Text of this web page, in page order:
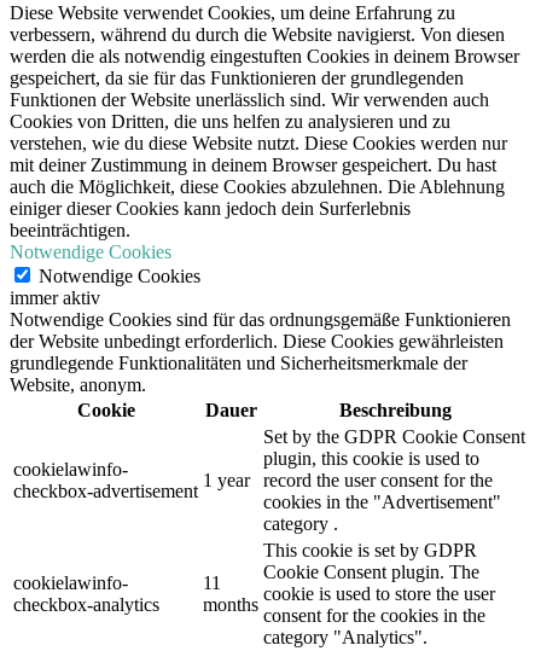
Diese Website verwendet Cookies, um deine Erfahrung zu
verbessern, während du durch die Website navigierst. Von diesen
werden die als notwendig eingestuften Cookies in deinem Browser
gespeichert, da sie für das Funktionieren der grundlegenden
Funktionen der Website unerlässlich sind. Wir verwenden auch
Cookies von Dritten, die uns helfen zu analysieren und zu
verstehen, wie du diese Website nutzt. Diese Cookies werden nur
mit deiner Zustimmung in deinem Browser gespeichert. Du hast
auch die Möglichkeit, diese Cookies abzulehnen. Die Ablehnung
einiger dieser Cookies kann jedoch dein Surferlebnis
beeinträchtigen.
Notwendige Cookies
Notwendige Cookies
immer aktiv
Notwendige Cookies sind für das ordnungsgemäße Funktionieren
der Website unbedingt erforderlich. Diese Cookies gewährleisten
grundlegende Funktionalitäten und Sicherheitsmerkmale der
Website, anonym.
Cookie
Dauer Beschreibung
cookielawinfo-
checkbox-advertisement
1 year
Set by the GDPR Cookie Consent
plugin, this cookie is used to
record the user consent for the
cookies in the "Advertisement"
category .
cookielawinfo-
checkbox-analytics
11
months
This cookie is set by GDPR
Cookie Consent plugin. The
cookie is used to store the user
consent for the cookies in the
category "Analytics".